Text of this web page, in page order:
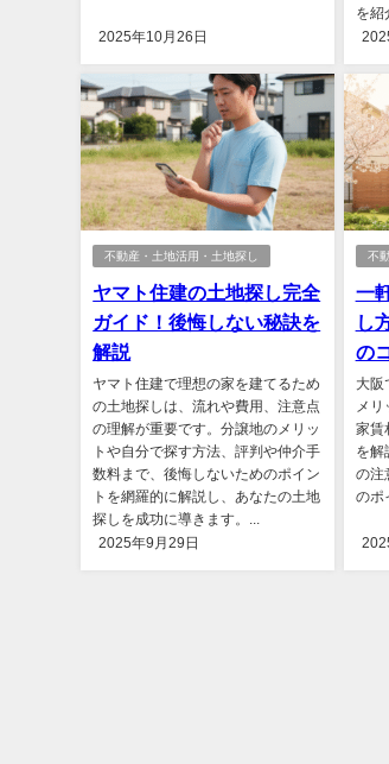
2025年10月26日
を紹
不動産・土地活用・土地探し
ヤマト住建の土地探し完全
ガイド！後悔しない秘訣を
解説
ヤマト住建で理想の家を建てるため
の土地探しは、流れや費用、注意点
の理解が重要です。分譲地のメリッ
トや自分で探す方法、評判や仲介手
数料まで、後悔しないためのポイン
トを網羅的に解説し、あなたの土地
探しを成功に導きます。...
2025年9月29日
不
一
し
の
大阪
メ
家賃
を解
の注
のポ